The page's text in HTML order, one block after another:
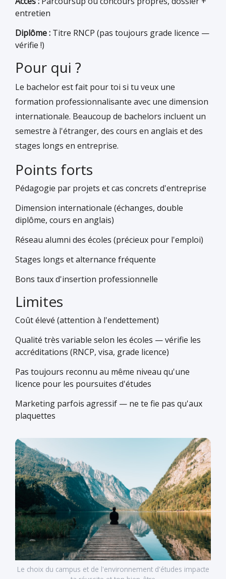
entretien
Diplôme : Titre RNCP (pas toujours grade licence —
vérifie !)
Pour qui ?
Le bachelor est fait pour toi si tu veux une
formation professionnalisante avec une dimension
internationale. Beaucoup de bachelors incluent un
semestre à l'étranger, des cours en anglais et des
stages longs en entreprise.
Points forts
Pédagogie par projets et cas concrets d'entreprise
Dimension internationale (échanges, double
diplôme, cours en anglais)
Réseau alumni des écoles (précieux pour l'emploi)
Stages longs et alternance fréquente
Bons taux d'insertion professionnelle
Limites
Coût élevé (attention à l'endettement)
Qualité très variable selon les écoles — vérifie les
accréditations (RNCP, visa, grade licence)
Pas toujours reconnu au même niveau qu'une
licence pour les poursuites d'études
Marketing parfois agressif — ne te fie pas qu'aux
plaquettes
Le choix du campus et de l'environnement d'études impacte